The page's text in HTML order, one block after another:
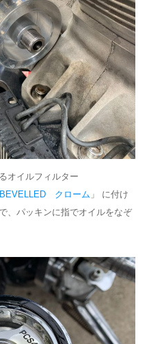
オイルフィルター
クローム 」 に付け
、パッキンに指でオイルをなぞ